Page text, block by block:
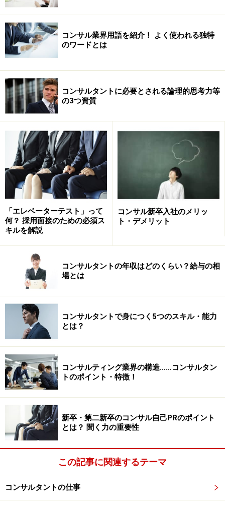
コンサル業界用語を紹介！ よく使われる独特
のワードとは
コンサルタントに必要とされる論理的思考力等
の3つ資質
「エレベーターテスト」って
何？ 採用面接のための必須ス
キルを解説
コンサル新卒入社のメリッ
ト・デメリット
コンサルタントの年収はどのくらい？給与の相
場とは
コンサルタントで身につく5つのスキル・能力
とは？
コンサルティング業界の構造……コンサルタン
トのポイント・特徴！
新卒・第二新卒のコンサル自己PRのポイント
とは？ 聞く力の重要性
この記事に関連するテーマ
コンサルタントの仕事